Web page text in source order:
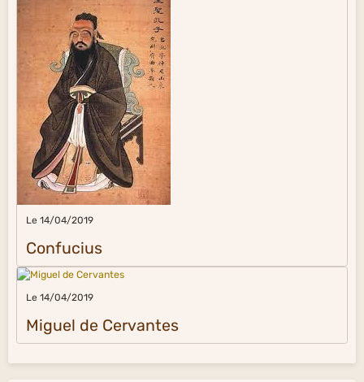
Le 14/04/2019
Confucius
Le 14/04/2019
Miguel de Cervantes